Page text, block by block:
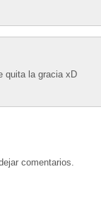
quita la gracia xD
comentarios.